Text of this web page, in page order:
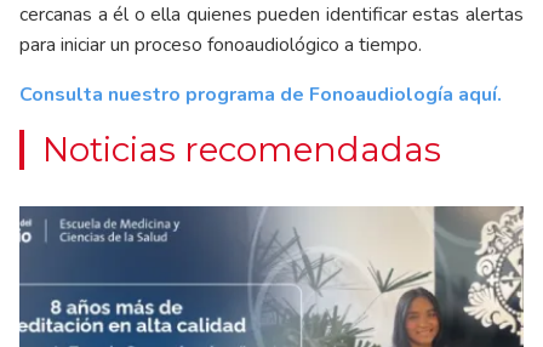
cercanas a él o ella quienes pueden identificar estas alertas
para iniciar un proceso fonoaudiológico a tiempo.
Consulta nuestro programa de Fonoaudiología aquí.
Noticias recomendadas